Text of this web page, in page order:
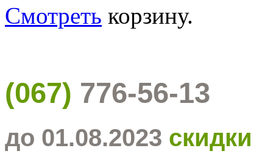
Смотреть корзину.
(067) 776-56-13
до 01.08.2023 скидки